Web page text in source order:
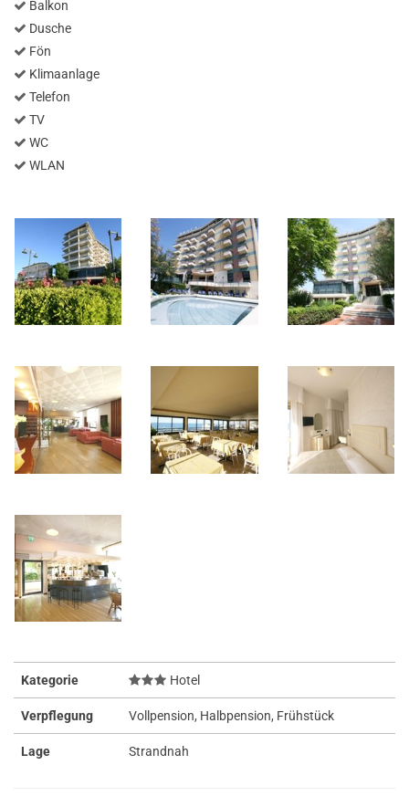
Balkon
Dusche
Fön
Klimaanlage
Telefon
TV
WC
WLAN
Kategorie Hotel
Verpflegung Vollpension, Halbpension, Frühstück
Lage Strandnah